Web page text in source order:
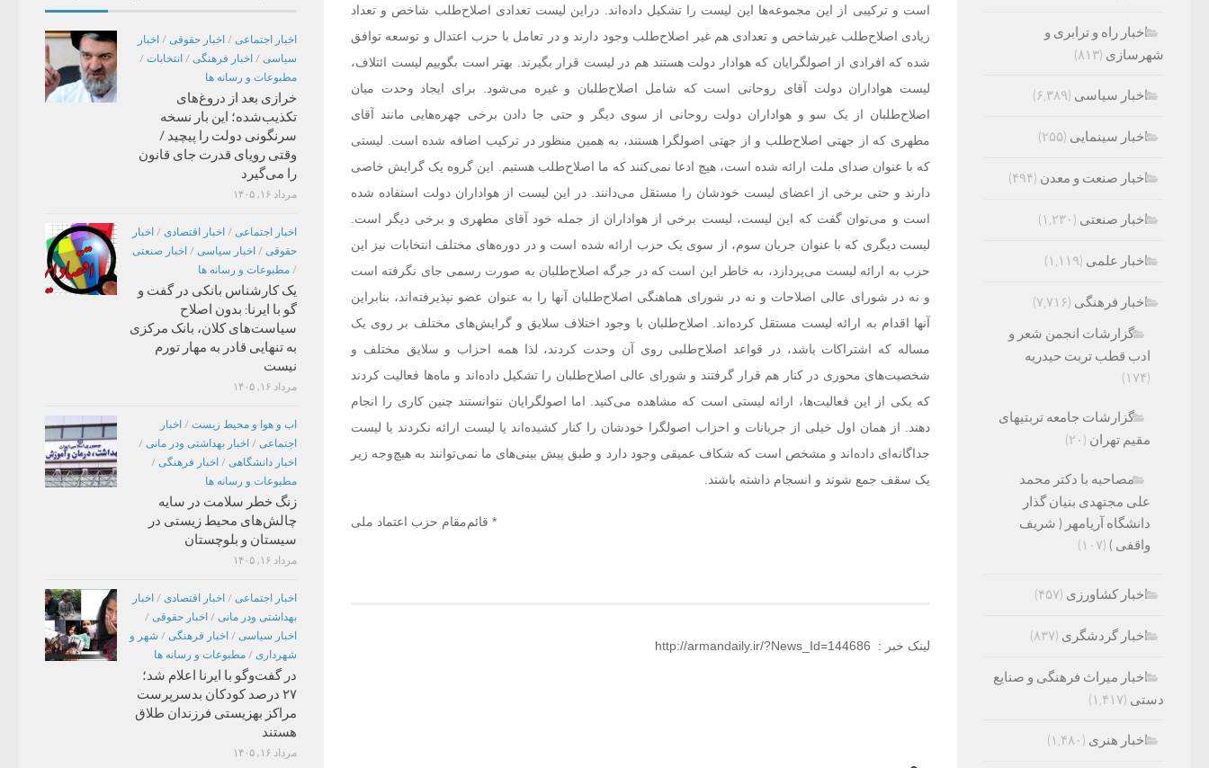
است و ترکیبی از این مجموعه‌ها این لیست را تشکیل داده‌اند. دراین لیست تعدادی اصلاح‌طلب شاخص و تعداد
زیادی اصلاح‌طلب غیرشاخص و تعدادی هم غیر اصلاح‌طلب وجود دارند و در تعامل با حزب اعتدال و توسعه توافق
شده که افرادی از اصولگرایان که هوادار دولت هستند هم در لیست قرار بگیرند. بهتر است بگوییم لیست ائتلاف،
لیست هواداران دولت آقای روحانی است که شامل اصلاح‌طلبان و غیره می‌شود. برای ایجاد وحدت میان
اصلاح‌طلبان از یک سو و هواداران دولت روحانی از سوی دیگر و حتی جا دادن برخی چهره‌هایی مانند آقای
مطهری که از جهتی اصلاح‌طلب و از جهتی اصولگرا هستند، به همین منظور در ترکیب اضافه شده است. لیستی
که با عنوان صدای ملت ارائه شده است، هیچ ادعا نمی‌کنند که ما اصلاح‌طلب هستیم. این گروه یک گرایش خاصی
دارند و حتی برخی از اعضای لیست خودشان را مستقل می‌دانند. در این لیست از هواداران دولت استفاده شده
است و می‌توان گفت که این لیست، لیست برخی از هواداران از جمله خود آقای مطهری و برخی دیگر است.
لیست دیگری که با عنوان جریان سوم، از سوی یک حزب ارائه شده است و در دوره‌های مختلف انتخابات نیز این
حزب به ارائه لیست می‌پردازد، به خاطر این است که در جرگه اصلاح‌طلبان به صورت رسمی جای نگرفته است
و نه در شورای عالی اصلاحات و نه در شورای هماهنگی اصلاح‌طلبان آنها را به عنوان عضو نپذیرفته‌اند، بنابراین
آنها اقدام به ارائه لیست مستقل کرده‌اند. اصلاح‌طلبان با وجود اختلاف سلایق و گرایش‌های مختلف بر روی یک
مساله که اشتراکات باشد، در قواعد اصلاح‌طلبی روی آن وحدت کردند، لذا همه احزاب و سلایق مختلف و
شخصیت‌های محوری در کنار هم قرار گرفتند و شورای عالی اصلاح‌طلبان را تشکیل داده‌اند و ماه‌ها فعالیت کردند
که یکی از این فعالیت‌ها، ارائه لیستی است که مشاهده می‌کنید. اما اصولگرایان نتوانستند چنین کاری را انجام
دهند. از همان اول خیلی از جریانات و احزاب اصولگرا خودشان را کنار کشیده‌اند یا لیست ارائه نکردند یا لیست
جداگانه‌ای داده‌اند و مشخص است که شکاف عمیقی وجود دارد و طبق پیش بینی‌های ما نمی‌توانند به هیچ‌وجه زیر
یک سقف جمع شوند و انسجام داشته باشند.
* قائم‌مقام حزب اعتماد ملی
لینک خبر : http://armandaily.ir/?News_Id=144686
اخبار اجتماعی / اخبار حقوقی / اخبار
سیاسی / اخبار فرهنگی / انتخابات /
مطبوعات و رسانه ها
خرازی بعد از دروغ‌های
تکذیب‌شده؛ این بار نسخه
سرنگونی دولت را پیچید /
وقتی رویای قدرت جای قانون
را می‌گیرد
مرداد ۱۶, ۱۴۰۵
اخبار اجتماعی / اخبار اقتصادی / اخبار
حقوقی / اخبار سیاسی / اخبار صنعتی
/ مطبوعات و رسانه ها
یک کارشناس بانکی در گفت و
گو با ایرنا: بدون اصلاح
سیاست‌های کلان، بانک مرکزی
به تنهایی قادر به مهار تورم
نیست
مرداد ۱۶, ۱۴۰۵
اب و هوا و محیط زیست / اخبار
اجتماعی / اخبار بهداشتی ودر مانی /
اخبار دانشگاهی / اخبار فرهنگی /
مطبوعات و رسانه ها
زنگ خطر سلامت در سایه
چالش‌های محیط زیستی در
سیستان و بلوچستان
مرداد ۱۶, ۱۴۰۵
اخبار اجتماعی / اخبار اقتصادی / اخبار
بهداشتی ودر مانی / اخبار حقوقی /
اخبار سیاسی / اخبار فرهنگی / شهر و
شهرداری / مطبوعات و رسانه ها
در گفت‌وگو با ایرنا اعلام شد؛
۲۷ درصد کودکان بدسرپرست
مراکز بهزیستی فرزندان طلاق
هستند
مرداد ۱۶, ۱۴۰۵
اخبار راه و ترابری و
شهرسازی (۸۱۳)
اخبار سیاسی (۶,۳۸۹)
اخبار سینمایی (۲۵۵)
اخبار صنعت و معدن (۴۹۴)
اخبار صنعتی (۱,۲۳۰)
اخبار علمی (۱,۱۱۹)
اخبار فرهنگی (۷,۷۱۶)
گزارشات انجمن شعر و
ادب قطب تربت حیدریه
(۱۷۴)
گزارشات جامعه تربتیهای
مقیم تهران (۲۰)
مصاحبه با دکتر محمد
علی مجتهدی بنیان گذار
دانشگاه آریامهر ( شریف
واقفی ) (۱۰۷)
اخبار کشاورزی (۴۵۷)
اخبار گردشگری (۸۳۷)
اخبار میراث فرهنگی و صنایع
دستی (۱,۴۱۷)
اخبار هنری (۱,۴۸۰)